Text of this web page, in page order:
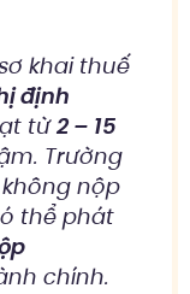
khai thuế
định
từ2 – 15
Trường
nộp
thể phát
chính.